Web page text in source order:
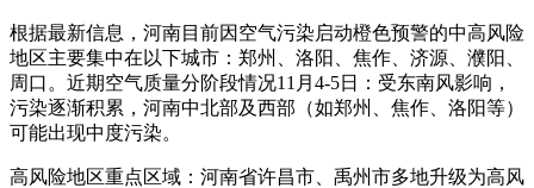
根据最新信息，河南目前因空气污染启动橙色预警的中高风险
地区主要集中在以下城市：郑州、洛阳、焦作、济源、濮阳、
周口。近期空气质量分阶段情况11月4-5日：受东南风影响，
污染逐渐积累，河南中北部及西部（如郑州、焦作、洛阳等）
可能出现中度污染。
高风险地区重点区域：河南省许昌市、禹州市多地升级为高风